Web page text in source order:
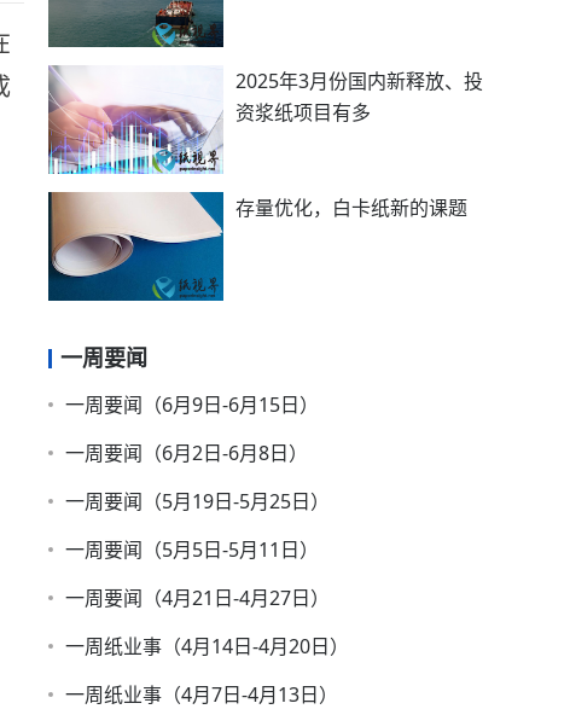
2025年3月份国内新释放、投
资浆纸项目有多
存量优化，白卡纸新的课题
一周要闻
一周要闻（6月9日-6月15日）
一周要闻（6月2日-6月8日）
一周要闻（5月19日-5月25日）
一周要闻（5月5日-5月11日）
一周要闻（4月21日-4月27日）
一周纸业事（4月14日-4月20日）
一周纸业事（4月7日-4月13日）